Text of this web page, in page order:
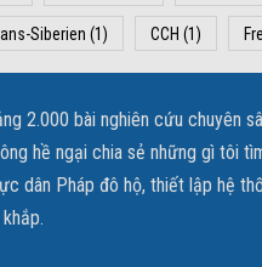
Siberien (1) CCH (1)
2.000 bài nghiên cứu chuyên
hề ngại chia sẻ những gì tôi
dân Pháp đô hộ, thiết lập hệ